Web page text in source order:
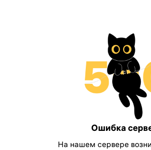
Ошибка
На нашем сервере